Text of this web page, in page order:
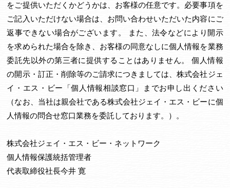
をご提供いただくかどうかは、お客様の任意です。必要事項を
ご記入いただけない場合は、お問い合わせいただいた内容にご
返事できない場合がございます。 また、法令などにより開示
を求められた場合を除き、お客様の同意なしに個人情報を業務
委託先以外の第三者に提供することはありません。 個人情報
の開示・訂正・削除等のご請求につきましては、株式会社ジェ
イ・エス・ビー「個人情報相談窓口」までお申し出ください
（なお、当社は親会社である株式会社ジェイ・エス・ビーに個
人情報の問合せ窓口業務を委託しております。）。
株式会社ジェイ・エス・ビー・ネットワーク
個人情報保護統括管理者
代表取締役社長今井 寛